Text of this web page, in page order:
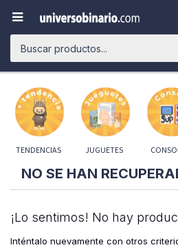

TENDENCIAS JUGUETES
NO SE HAN
¡Lo sentimos! No hay
Inténtalo nuevamente con otros